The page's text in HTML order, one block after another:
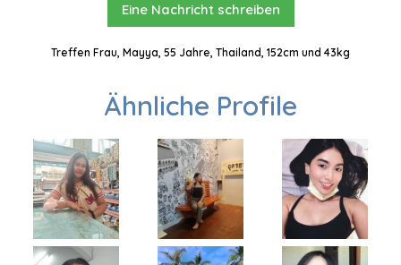
Eine Nachricht schreiben
Treffen Frau, Mayya, 55 Jahre, Thailand, 152cm und 43kg
Ähnliche Profile